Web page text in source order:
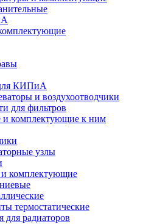
КИПиА
и воздухоотводчики
для фильтров
комплектующие к ним
узлы
и комплектующие
термостатические
радиаторов